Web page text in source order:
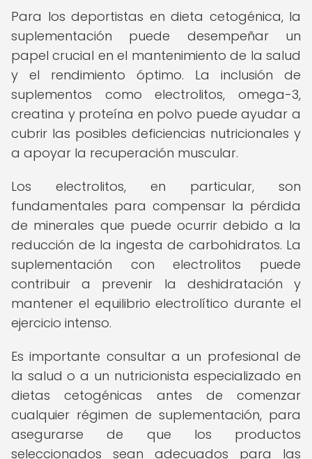
Para los deportistas en dieta cetogénica, la
suplementación puede desempeñar un
papel crucial en el mantenimiento de la salud
y el rendimiento óptimo. La inclusión de
suplementos como electrolitos, omega-3,
creatina y proteína en polvo puede ayudar a
cubrir las posibles deficiencias nutricionales y
a apoyar la recuperación muscular.
Los electrolitos, en particular, son
fundamentales para compensar la pérdida
de minerales que puede ocurrir debido a la
reducción de la ingesta de carbohidratos. La
suplementación con electrolitos puede
contribuir a prevenir la deshidratación y
mantener el equilibrio electrolítico durante el
ejercicio intenso.
Es importante consultar a un profesional de
la salud o a un nutricionista especializado en
dietas cetogénicas antes de comenzar
cualquier régimen de suplementación, para
asegurarse de que los productos
seleccionados sean adecuados para las